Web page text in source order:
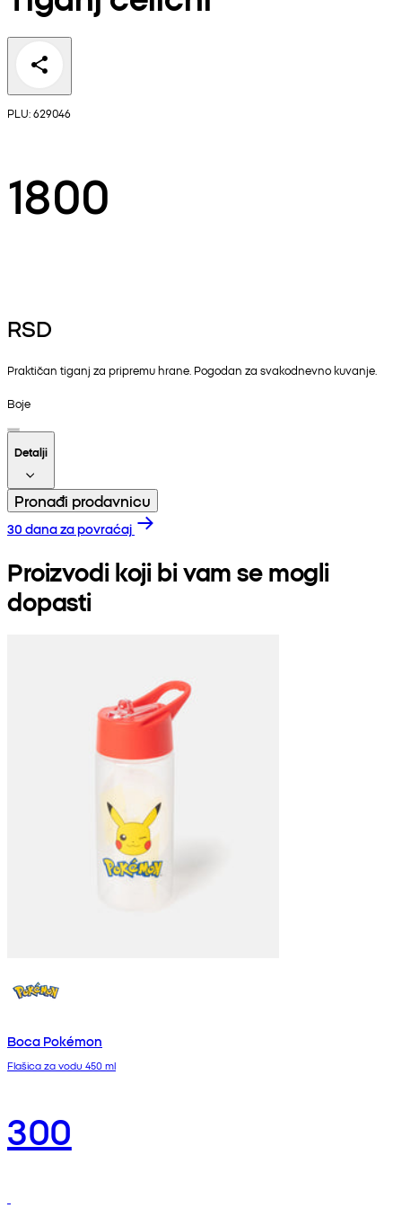
PLU: 629046
1800
RSD
Praktičan tiganj za pripremu hrane. Pogodan za svakodnevno kuvanje.
Boje
Detalji
Pronađi prodavnicu
30 dana za povraćaj
Proizvodi koji bi vam se mogli
dopasti
Boca Pokémon
Flašica za vodu 450 ml
300